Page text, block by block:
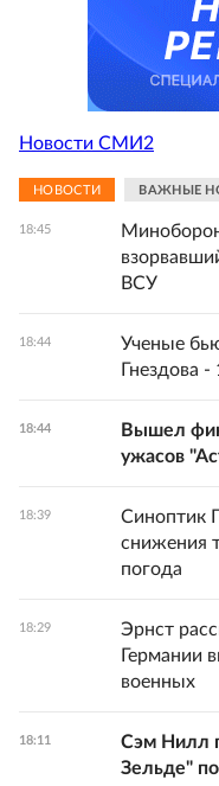
Новости СМИ2
НОВОСТИ ВАЖНЫЕ
18:45
ВСУ
18:44
Ученые
Гнездова
18:44
Вышел
ужасов
18:39
Синоптик
снижения
погода
18:29
Эрнст
Германии
военных
18:11
Сэм Нилл
Зельде"